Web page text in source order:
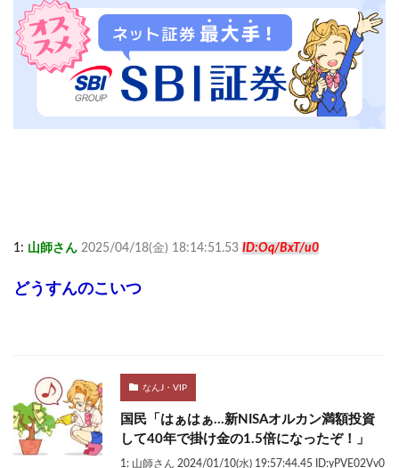
1: 山師さん 2025/04/18(金) 18:14:51.53 ID:Oq/BxT/u0
どうすんのこいつ
なんJ・VIP
国民「はぁはぁ…新NISAオルカン満額投資
して40年で掛け金の1.5倍になったぞ！」
1: 山師さん 2024/01/10(水) 19:57:44.45 ID:yPVE02Vv0